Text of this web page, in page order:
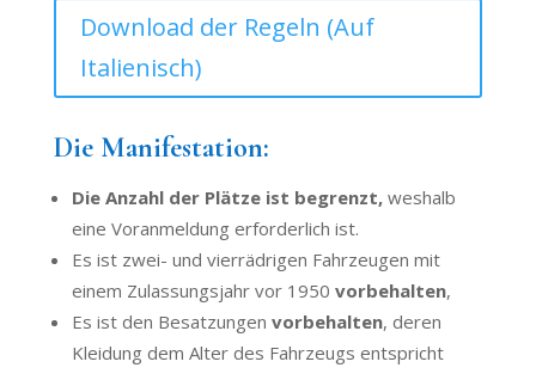
Download der Regeln (Auf
Italienisch)
Die Manifestation:
Die Anzahl der Plätze ist begrenzt,weshalb
eine Voranmeldung erforderlich ist.
Es ist zwei- und vierrädrigen Fahrzeugen mit
einem Zulassungsjahr vor 1950 vorbehalten,
Es ist den Besatzungen vorbehalten, deren
Kleidung dem Alter des Fahrzeugs entspricht